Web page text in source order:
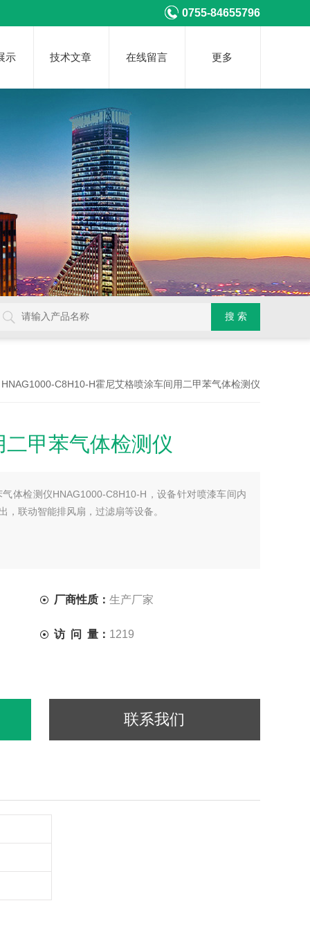
0755-84655796
示 技术文章 在线留言 更多
C8H10-H霍尼艾格喷涂车间用二甲苯气体检测仪
甲苯气体检测仪
体检测仪HNAG1000-C8H10-H，设备针对喷漆车间内
，联动智能排风扇，过滤扇等设备。
厂商性质： 生产厂家
访 问 量： 1219
联系我们